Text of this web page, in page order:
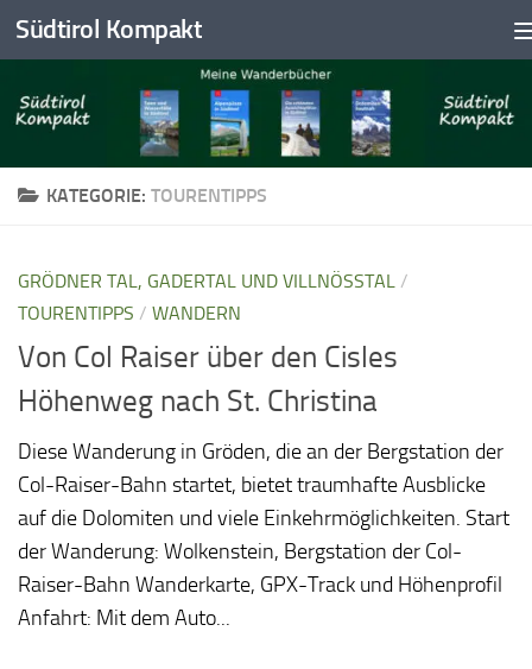
Skip to content
Südtirol Kompakt
KATEGORIE: TOURENTIPPS
GRÖDNER TAL, GADERTAL UND VILLNÖSSTAL
/
TOURENTIPPS / WANDERN
Von Col Raiser über den Cisles
Höhenweg nach St. Christina
Diese Wanderung in Gröden, die an der Bergstation der
Col-Raiser-Bahn startet, bietet traumhafte Ausblicke
auf die Dolomiten und viele Einkehrmöglichkeiten. Start
der Wanderung: Wolkenstein, Bergstation der Col-
Raiser-Bahn Wanderkarte, GPX-Track und Höhenprofil
Anfahrt: Mit dem Auto...